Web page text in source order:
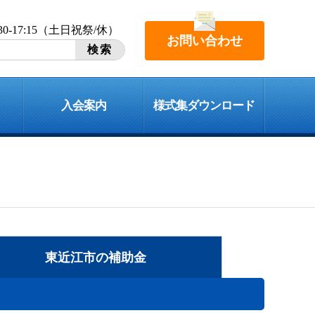
17:15（土日祝祭/休）
お問い合わせ
入会案内 様式集ダウンロード
東近江市の補助金